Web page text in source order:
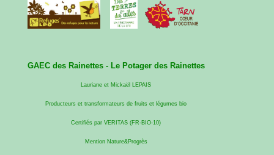
GAEC des Rainettes - Le Potager des Rainettes
Lauriane et Mickaël LEPAIS
Producteurs et transformateurs de fruits et légumes bio
Certifiés par VERITAS (FR-BIO-10)
Mention Nature&Progrès